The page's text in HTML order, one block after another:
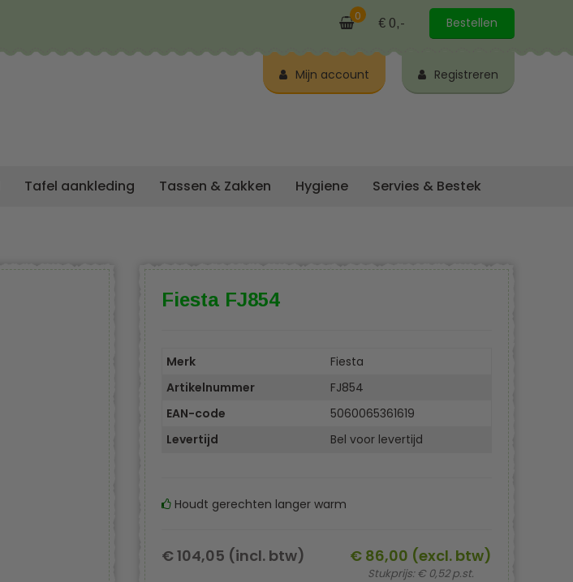
0 € 0,- Bestellen
Mijn account Registreren
Tafel aankleding Tassen & Zakken Hygiene Servies & Bestek
Fiesta FJ854
Merk
Fiesta
Artikelnummer
FJ854
EAN-code
5060065361619
Levertijd
Bel voor levertijd
Houdt gerechten langer warm
€ 86,00 (excl. btw)
Stukprijs: € 0,52 p.st.
€ 104,05 (incl. btw)